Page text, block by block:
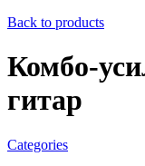
Back to products
Комбо-
гитар
Categories